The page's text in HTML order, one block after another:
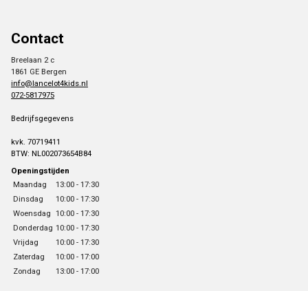
Contact
Breelaan 2 c
1861 GE Bergen
info@lancelot4kids.nl
072-5817975
Bedrijfsgegevens
kvk. 70719411
BTW: NL002073654B84
Openingstijden
Maandag
13:00 - 17:30
Dinsdag
10:00 - 17:30
Woensdag 10:00 - 17:30
Donderdag 10:00 - 17:30
Vrijdag
10:00 - 17:30
Zaterdag
10:00 - 17:00
Zondag
13:00 - 17:00